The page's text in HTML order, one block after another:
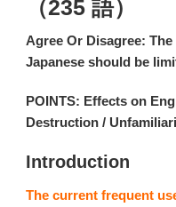
（235 語）
Agree Or Disagree:
Japanese should be
POINTS: Effects on
Destruction /
Introduction
The current frequent